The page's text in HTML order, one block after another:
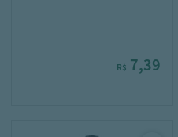
R$ 7,39